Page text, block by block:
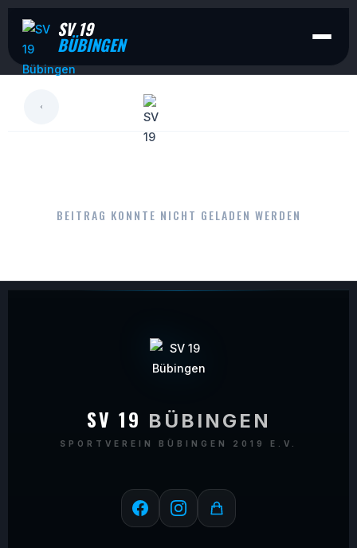
SV 19
BÜBINGEN
BEITRAG KONNTE NICHT GELADEN WERDEN
SV 19 BÜBINGEN
SPORTVEREIN BÜBINGEN 2019 E.V.